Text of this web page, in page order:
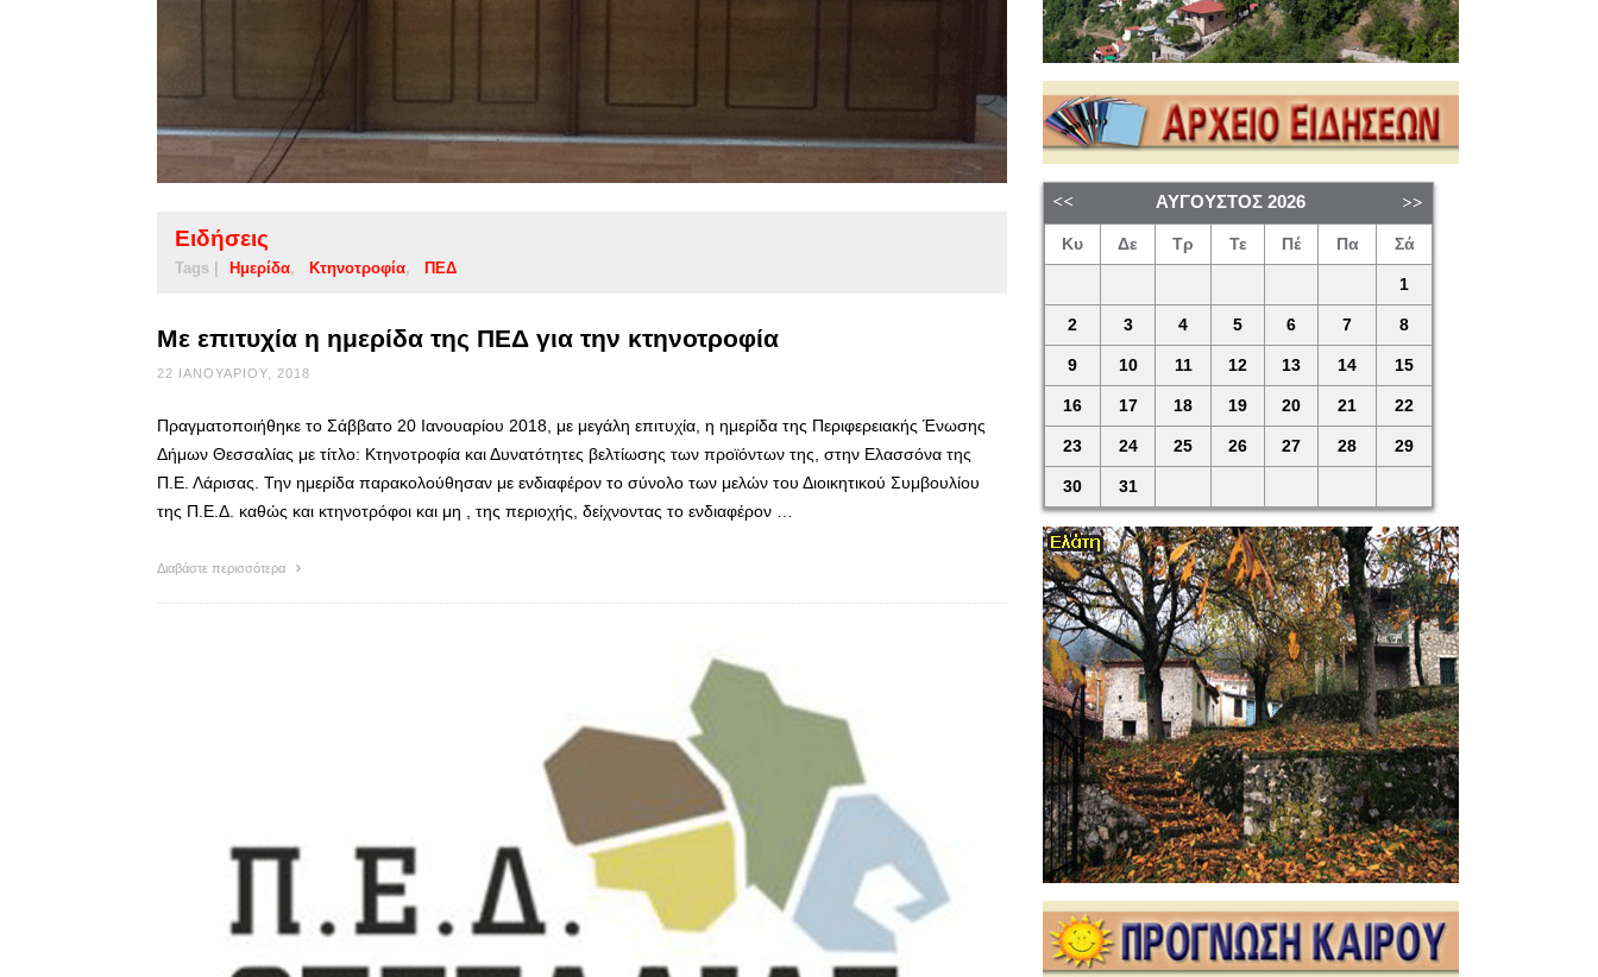
Ειδήσεις
Tags | Ημερίδα Κτηνοτροφία ΠΕΔ
Με επιτυχία η ημερίδα της ΠΕΔ για την κτηνοτροφία
22 ΙΑΝΟΥΑΡΊΟΥ, 2018
Πραγματοποιήθηκε το Σάββατο 20 Ιανουαρίου 2018, με μεγάλη επιτυχία, η ημερίδα της Περιφερειακής Ένωσης
Δήμων Θεσσαλίας με τίτλο: Κτηνοτροφία και Δυνατότητες βελτίωσης των προϊόντων της, στην Ελασσόνα της
Π.Ε. Λάρισας. Την ημερίδα παρακολούθησαν με ενδιαφέρον το σύνολο των μελών του Διοικητικού Συμβουλίου
της Π.Ε.Δ. καθώς και κτηνοτρόφοι και μη , της περιοχής, δείχνοντας το ενδιαφέρον …
Διαβάστε περισσότερα
ΑΎΓΟΥΣΤΟΣ 2026
Κυ Δε Τρ Τε Πέ Πα Σά
1
2 3 4 5 6 7 8
9 10 11 12 13 14 15
16 17 18 19 20 21 22
23 24 25 26 27 28 29
30 31